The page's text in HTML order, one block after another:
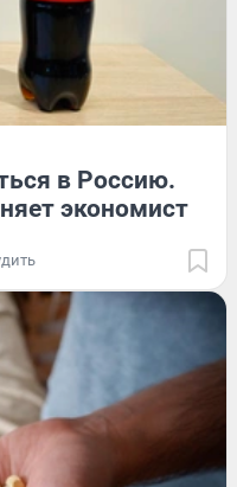
в Россию.
экономист